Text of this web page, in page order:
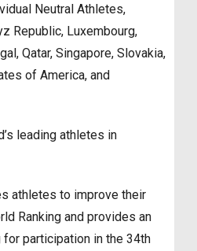
Neutral Athletes,
Republic, Luxembourg,
Qatar, Singapore, Slovakia,
of America, and
leading athletes in
athletes to improve their
Ranking and provides an
for participation in the 34th